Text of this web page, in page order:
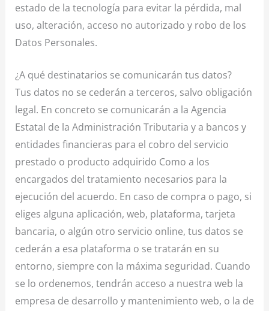
estado de la tecnología para evitar la pérdida, mal
uso, alteración, acceso no autorizado y robo de los
Datos Personales.
¿A qué destinatarios se comunicarán tus datos?
Tus datos no se cederán a terceros, salvo obligación
legal. En concreto se comunicarán a la Agencia
Estatal de la Administración Tributaria y a bancos y
entidades financieras para el cobro del servicio
prestado o producto adquirido Como a los
encargados del tratamiento necesarios para la
ejecución del acuerdo. En caso de compra o pago, si
eliges alguna aplicación, web, plataforma, tarjeta
bancaria, o algún otro servicio online, tus datos se
cederán a esa plataforma o se tratarán en su
entorno, siempre con la máxima seguridad. Cuando
se lo ordenemos, tendrán acceso a nuestra web la
empresa de desarrollo y mantenimiento web, o la de